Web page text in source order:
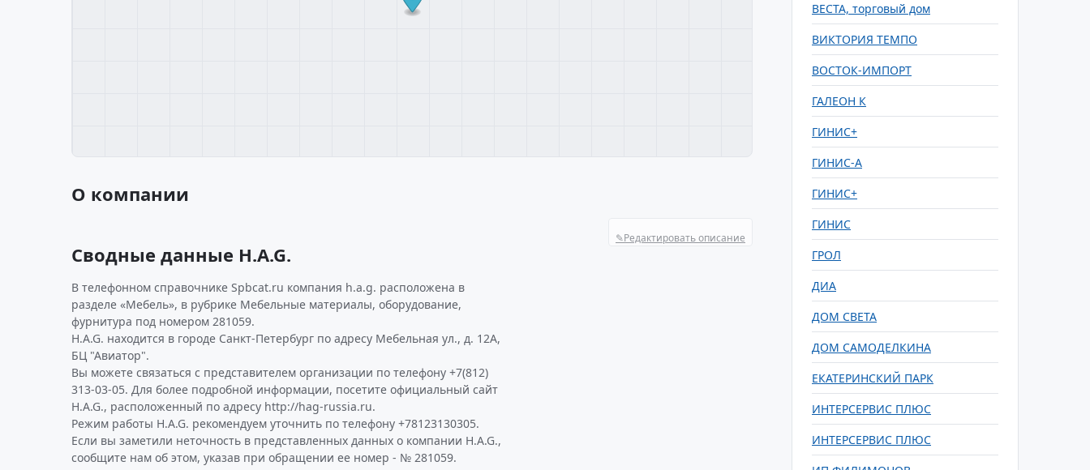
О компании
✎Редактировать описание
Сводные данные H.A.G.
В телефонном справочнике Spbcat.ru компания h.a.g. расположена в
разделе «Мебель», в рубрике Мебельные материалы, оборудование,
фурнитура под номером 281059.
H.A.G. находится в городе Санкт-Петербург по адресу Мебельная ул., д. 12А,
БЦ "Авиатор".
Вы можете связаться с представителем организации по телефону +7(812)
313-03-05. Для более подробной информации, посетите официальный сайт
H.A.G., расположенный по адресу http://hag-russia.ru.
Режим работы H.A.G. рекомендуем уточнить по телефону +78123130305.
Если вы заметили неточность в представленных данных о компании H.A.G.,
сообщите нам об этом, указав при обращении ее номер - № 281059.
ВЕСТА, торговый дом
ВИКТОРИЯ ТЕМПО
ВОСТОК-ИМПОРТ
ГАЛЕОН К
ГИНИС+
ГИНИС-А
ГИНИС+
ГИНИС
ГРОЛ
ДИА
ДОМ СВЕТА
ДОМ САМОДЕЛКИНА
ЕКАТЕРИНСКИЙ ПАРК
ИНТЕРСЕРВИС ПЛЮС
ИНТЕРСЕРВИС ПЛЮС